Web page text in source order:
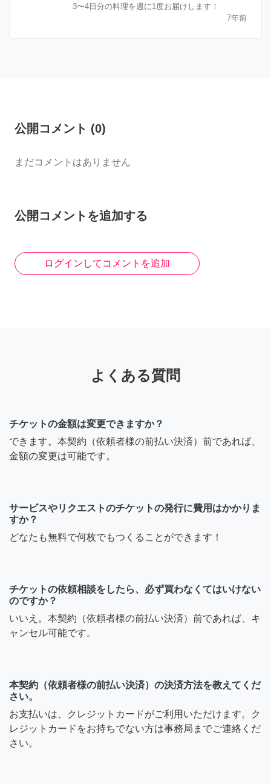
3〜4日分の料理を週に1度お届けします！
7年前
公開コメント (0)
まだコメントはありません
公開コメントを追加する
ログインしてコメントを追加
よくある質問
チケットの金額は変更できますか？
できます。本契約（依頼者様の前払い決済）前であれば、
金額の変更は可能です。
サービスやリクエストのチケットの発行に費用はかかりま
すか？
どなたも無料で何枚でもつくることができます！
チケットの依頼相談をしたら、必ず買わなくてはいけない
のですか？
いいえ。本契約（依頼者様の前払い決済）前であれば、キ
ャンセル可能です。
本契約（依頼者様の前払い決済）の決済方法を教えてくだ
さい。
お支払いは、クレジットカードがご利用いただけます。ク
レジットカードをお持ちでない方は事務局までご連絡くだ
さい。